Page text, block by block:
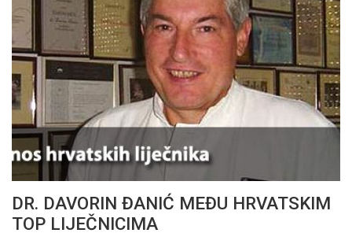
DR. DAVORIN ĐANIĆ MEĐU HRVATSKIM
TOP LIJEČNICIMA